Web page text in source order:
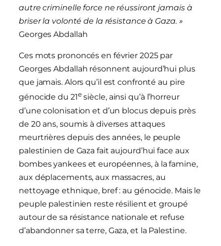
autre criminelle force ne réussiront jamais à
briser la volonté de la résistance à Gaza. »
Georges Abdallah
Ces mots prononcés en février 2025 par
Georges Abdallah résonnent aujourd’hui plus
que jamais. Alors qu’il est confronté au pire
génocide du 21esiècle, ainsi qu’à l’horreur
d’une colonisation et d’un blocus depuis près
de 20 ans, soumis à diverses attaques
meurtrières depuis des années, le peuple
palestinien de Gaza fait aujourd’hui face aux
bombes yankees et européennes, à la famine,
aux déplacements, aux massacres, au
nettoyage ethnique, bref : au génocide. Mais le
peuple palestinien reste résilient et groupé
autour de sa résistance nationale et refuse
d’abandonner sa terre, Gaza, et la Palestine.